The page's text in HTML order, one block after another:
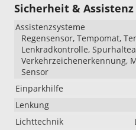
Sicherheit & Assistenz
Assistenzsysteme
Regensensor, Tempomat,
Lenkradkontrolle,
Verkehrzeichenerkennung,
Sensor
Einparkhilfe
Lenkung
Lichttechnik